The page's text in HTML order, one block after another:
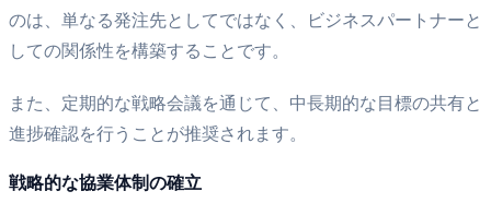
のは、単なる発注先としてではなく、ビジネスパートナーと
しての関係性を構築することです。
また、定期的な戦略会議を通じて、中長期的な目標の共有と
進捗確認を行うことが推奨されます。
戦略的な協業体制の確立